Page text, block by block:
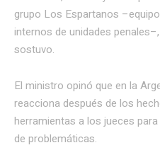
grupo Los Espartanos
internos de unidades
sostuvo.
El ministro opinó que en la
reacciona después de los
herramientas a los jueces
de problemáticas.